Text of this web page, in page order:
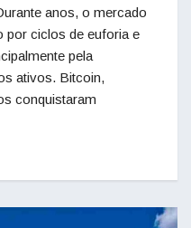
anos, o mercado
por ciclos de euforia e
pela
ativos. Bitcoin,
conquistaram